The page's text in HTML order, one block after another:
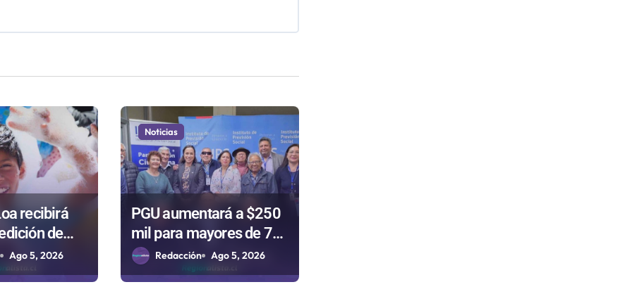
recibirá
de
celebrar
Ago 5, 2026
Noticias
PGU aumentará a $250
mil para mayores de 75
años gracias a la
reforma aprobada el
Redacción Ago 5, 2026